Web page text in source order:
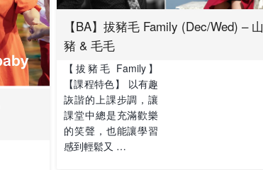
【BA】拔豬毛 Family (Dec/Wed) – 山
豬 & 毛毛
【拔豬毛 Family】
【課程特色】 以有趣
詼諧的上課步調，讓
課堂中總是充滿歡樂
的笑聲，也能讓學習
感到輕鬆又 …